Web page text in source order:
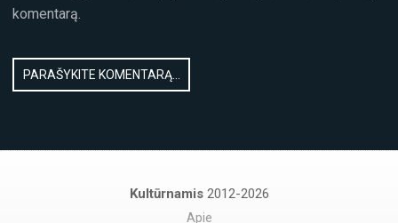
komentarą.
Kultūrnamis 2012-2026
Apie